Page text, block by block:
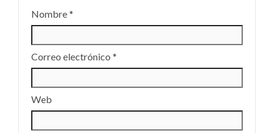
Nombre*
Correo electrónico *
Web